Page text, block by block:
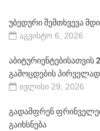
უბედური შემთხვევა
აგვისტო 6, 2026
გამოცდების
ივლისი 29, 2026
გადამფრენ
გაიხსნება